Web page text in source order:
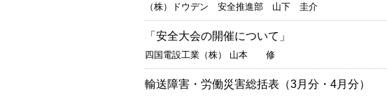
（株）ドウデン 安全推進部 山下 圭介
「安全大会の開催について」
四国電設工業（株） 山本 修
輸送障害・労働災害総括表（3月分・4月分）